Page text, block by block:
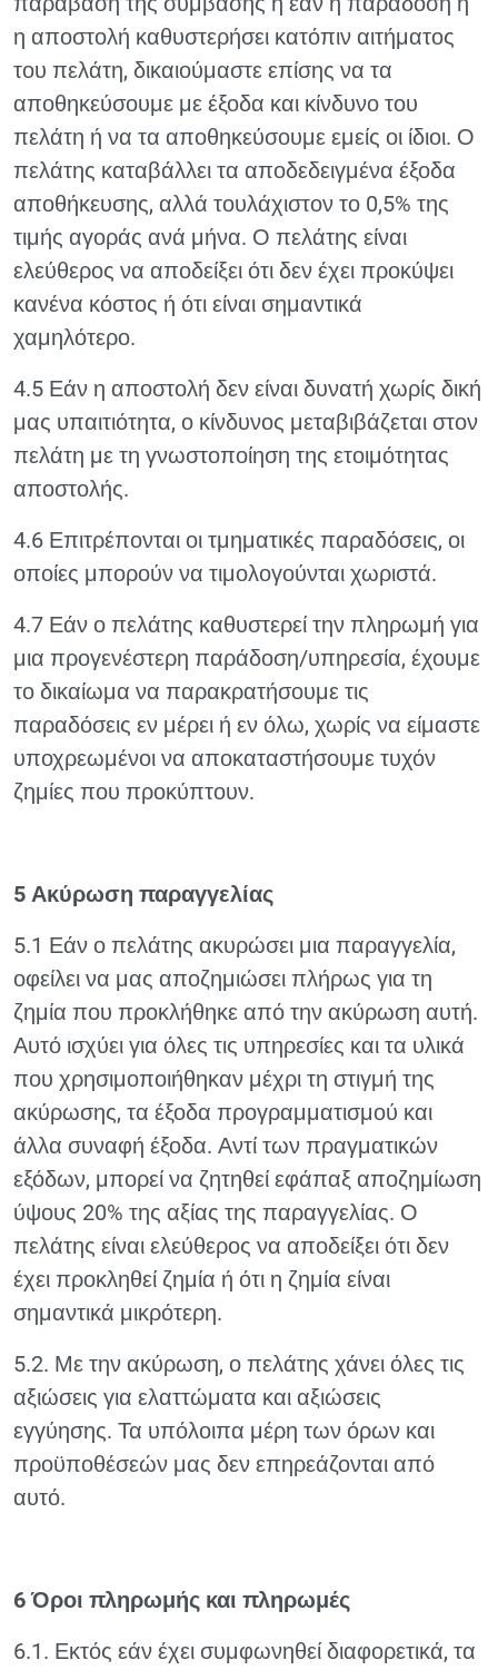
η αποστολή καθυστερήσει κατόπιν αιτήματος
του πελάτη, δικαιούμαστε επίσης να τα
αποθηκεύσουμε με έξοδα και κίνδυνο του
πελάτη ή να τα αποθηκεύσουμε εμείς οι ίδιοι. Ο
πελάτης καταβάλλει τα αποδεδειγμένα έξοδα
αποθήκευσης, αλλά τουλάχιστον το 0,5% της
τιμής αγοράς ανά μήνα. Ο πελάτης είναι
ελεύθερος να αποδείξει ότι δεν έχει προκύψει
κανένα κόστος ή ότι είναι σημαντικά
χαμηλότερο.
4.5 Εάν η αποστολή δεν είναι δυνατή χωρίς δική
μας υπαιτιότητα, ο κίνδυνος μεταβιβάζεται στον
πελάτη με τη γνωστοποίηση της ετοιμότητας
αποστολής.
4.6 Επιτρέπονται οι τμηματικές παραδόσεις, οι
οποίες μπορούν να τιμολογούνται χωριστά.
4.7 Εάν ο πελάτης καθυστερεί την πληρωμή για
μια προγενέστερη παράδοση/υπηρεσία, έχουμε
το δικαίωμα να παρακρατήσουμε τις
παραδόσεις εν μέρει ή εν όλω, χωρίς να είμαστε
υποχρεωμένοι να αποκαταστήσουμε τυχόν
ζημίες που προκύπτουν.
5 Ακύρωση παραγγελίας
5.1 Εάν ο πελάτης ακυρώσει μια παραγγελία,
οφείλει να μας αποζημιώσει πλήρως για τη
ζημία που προκλήθηκε από την ακύρωση αυτή.
Αυτό ισχύει για όλες τις υπηρεσίες και τα υλικά
που χρησιμοποιήθηκαν μέχρι τη στιγμή της
ακύρωσης, τα έξοδα προγραμματισμού και
άλλα συναφή έξοδα. Αντί των πραγματικών
εξόδων, μπορεί να ζητηθεί εφάπαξ αποζημίωση
ύψους 20% της αξίας της παραγγελίας. Ο
πελάτης είναι ελεύθερος να αποδείξει ότι δεν
έχει προκληθεί ζημία ή ότι η ζημία είναι
σημαντικά μικρότερη.
5.2. Με την ακύρωση, ο πελάτης χάνει όλες τις
αξιώσεις για ελαττώματα και αξιώσεις
εγγύησης. Τα υπόλοιπα μέρη των όρων και
προϋποθέσεών μας δεν επηρεάζονται από
αυτό.
6 Όροι πληρωμής και πληρωμές
6.1. Εκτός εάν έχει συμφωνηθεί διαφορετικά, τα